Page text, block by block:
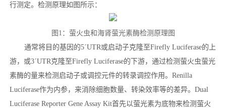
行测定。检测原理如图所示：
图1：萤火虫和海肾萤光素酶检测原理图
通常将目的基因的5´UTR或启动子克隆至Firefly Luciferase的上
游，或3´UTR克隆至Firefly Luciferase的下游，通过检测萤火虫萤光
素酶的量来检测启动子或调控元件的转录调控作用。Renilla
Luciferase作为内参，来消除细胞数量、转染效率等的差异。Dual
Luciferase Reporter Gene Assay Kit首先以萤光素为底物来检测萤火